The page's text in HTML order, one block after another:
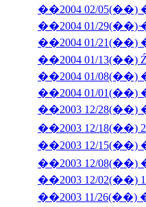
��2004 01/29(��)
��2004 01/13(��)
��2004 01/
��2003 12/
��2003 12/